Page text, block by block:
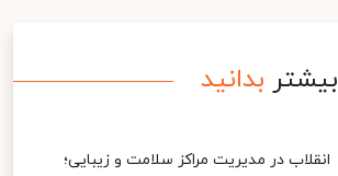
بیشتر بدانید
انقلاب در مدیریت مراکز سلامت و زیبایی؛